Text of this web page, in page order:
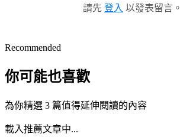
請先 登入 以發表留言。
Recommended
你可能也喜歡
為你精選 3 篇值得延伸閱讀的內容
載入推薦文章中...